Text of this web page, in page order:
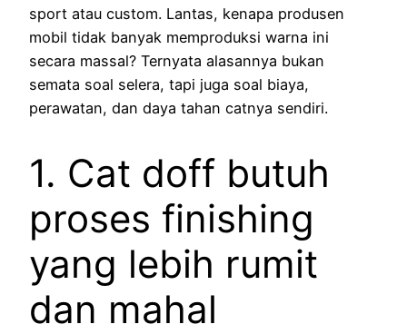
sport atau custom. Lantas, kenapa produsen
mobil tidak banyak memproduksi warna ini
secara massal? Ternyata alasannya bukan
semata soal selera, tapi juga soal biaya,
perawatan, dan daya tahan catnya sendiri.
1. Cat doff butuh
proses finishing
yang lebih rumit
dan mahal